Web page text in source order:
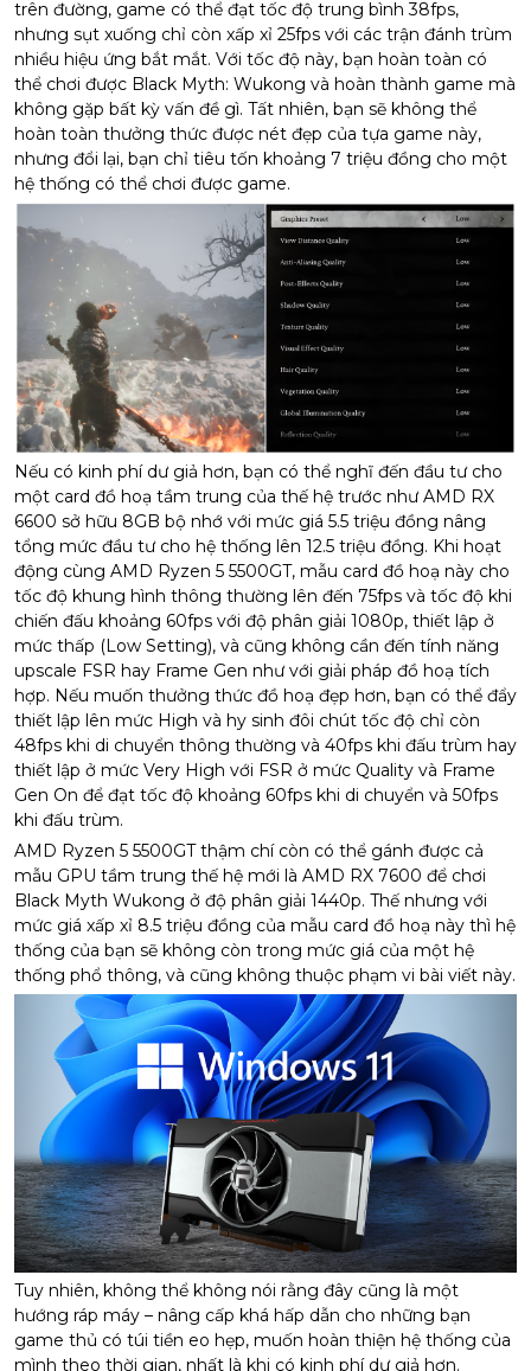
trên đường, game có thể đạt tốc độ trung bình 38fps,
nhưng sụt xuống chỉ còn xấp xỉ 25fps với các trận đánh trùm
nhiều hiệu ứng bắt mắt. Với tốc độ này, bạn hoàn toàn có
thể chơi được Black Myth: Wukong và hoàn thành game mà
không gặp bất kỳ vấn đề gì. Tất nhiên, bạn sẽ không thể
hoàn toàn thưởng thức được nét đẹp của tựa game này,
nhưng đổi lại, bạn chỉ tiêu tốn khoảng 7 triệu đồng cho một
hệ thống có thể chơi được game.
Nếu có kinh phí dư giả hơn, bạn có thể nghĩ đến đầu tư cho
một card đồ hoạ tầm trung của thế hệ trước như AMD RX
6600 sở hữu 8GB bộ nhớ với mức giá 5.5 triệu đồng nâng
tổng mức đầu tư cho hệ thống lên 12.5 triệu đồng. Khi hoạt
động cùng AMD Ryzen 5 5500GT, mẫu card đồ hoạ này cho
tốc độ khung hình thông thường lên đến 75fps và tốc độ khi
chiến đấu khoảng 60fps với độ phân giải 1080p, thiết lập ở
mức thấp (Low Setting), và cũng không cần đến tính năng
upscale FSR hay Frame Gen như với giải pháp đồ hoạ tích
hợp. Nếu muốn thưởng thức đồ hoạ đẹp hơn, bạn có thể đẩy
thiết lập lên mức High và hy sinh đôi chút tốc độ chỉ còn
48fps khi di chuyển thông thường và 40fps khi đấu trùm hay
thiết lập ở mức Very High với FSR ở mức Quality và Frame
Gen On để đạt tốc độ khoảng 60fps khi di chuyển và 50fps
khi đấu trùm.
AMD Ryzen 5 5500GT thậm chí còn có thể gánh được cả
mẫu GPU tầm trung thế hệ mới là AMD RX 7600 để chơi
Black Myth Wukong ở độ phân giải 1440p. Thế nhưng với
mức giá xấp xỉ 8.5 triệu đồng của mẫu card đồ hoạ này thì hệ
thống của bạn sẽ không còn trong mức giá của một hệ
thống phổ thông, và cũng không thuộc phạm vi bài viết này.
Tuy nhiên, không thể không nói rằng đây cũng là một
hướng ráp máy – nâng cấp khá hấp dẫn cho những bạn
game thủ có túi tiền eo hẹp, muốn hoàn thiện hệ thống của
mình theo thời gian, nhất là khi có kinh phí dư giả hơn.